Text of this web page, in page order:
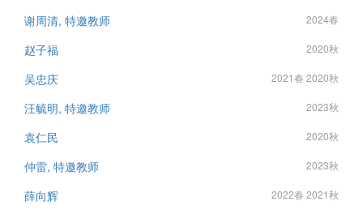
谢周清, 特邀教师 2024春
赵子福 2020秋
吴忠庆 2021春 2020秋
汪毓明, 特邀教师 2023秋
袁仁民 2020秋
仲雷, 特邀教师 2023秋
薛向辉 2022春 2021秋